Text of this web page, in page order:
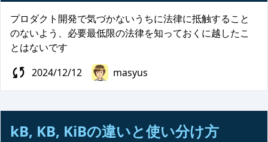
プロダクト開発で気づかないうちに法律に抵触すること
のないよう、必要最低限の法律を知っておくに越したこ
とはないです
2024/12/12
masyus
kB, KB, KiBの違いと使い分け方